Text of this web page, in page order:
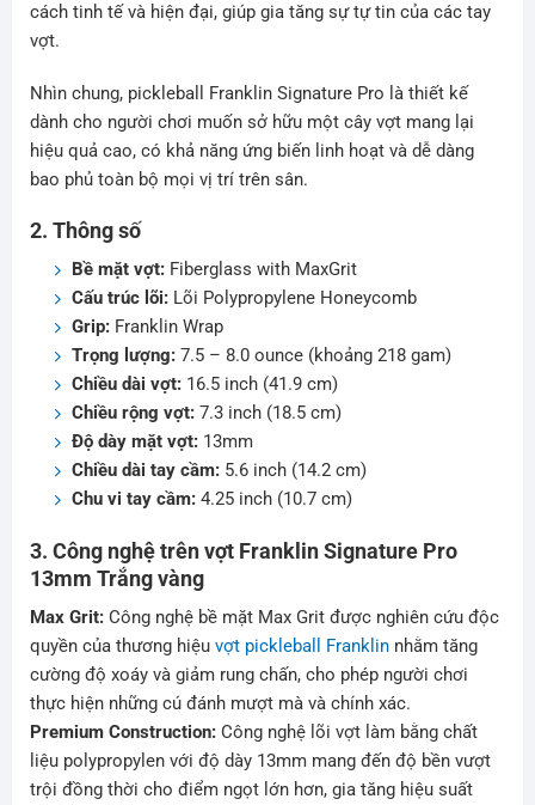
cách tinh tế và hiện đại, giúp gia tăng sự tự tin của các tay
vợt.
Nhìn chung, pickleball Franklin Signature Pro là thiết kế
dành cho người chơi muốn sở hữu một cây vợt mang lại
hiệu quả cao, có khả năng ứng biến linh hoạt và dễ dàng
bao phủ toàn bộ mọi vị trí trên sân.
2. Thông số
Bề mặt vợt:Fiberglass with MaxGrit
Cấu trúc lõi:Lõi Polypropylene Honeycomb
Grip:Franklin Wrap
Trọng lượng:7.5 – 8.0 ounce (khoảng 218 gam)
Chiều dài vợt:16.5 inch (41.9 cm)
Chiều rộng vợt:7.3 inch (18.5 cm)
Độ dày mặt vợt:13mm
Chiều dài tay cầm:5.6 inch (14.2 cm)
Chu vi tay cầm:4.25 inch (10.7 cm)
3. Công nghệ trên vợt Franklin Signature Pro
13mm Trắng vàng
Max Grit:Công nghệ bề mặt Max Grit được nghiên cứu độc
quyền của thương hiệu vợt pickleball Franklinnhằm tăng
cường độ xoáy và giảm rung chấn, cho phép người chơi
thực hiện những cú đánh mượt mà và chính xác.
Premium Construction:Công nghệ lõi vợt làm bằng chất
liệu polypropylen với độ dày 13mm mang đến độ bền vượt
trội đồng thời cho điểm ngọt lớn hơn, gia tăng hiệu suất